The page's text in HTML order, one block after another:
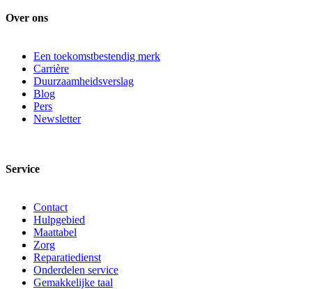
Over ons
Een toekomstbestendig merk
Carrière
Duurzaamheidsverslag
Blog
Pers
Newsletter
Service
Contact
Hulpgebied
Maattabel
Zorg
Reparatiedienst
Onderdelen service
Gemakkelijke taal